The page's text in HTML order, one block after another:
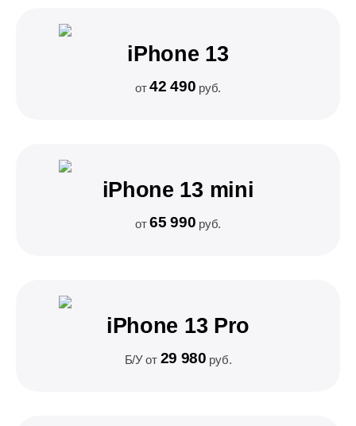
iPhone 13
от42 490 руб.
iPhone 13 mini
от65 990 руб.
iPhone 13 Pro
Б/У от 29 980 руб.